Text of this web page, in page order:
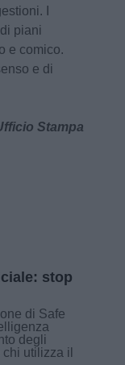
I
piani
e comico.
e di
Stampa
stop
di Safe
degli
utilizza il